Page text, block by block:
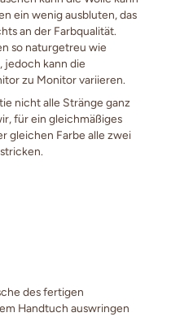
ein wenig ausbluten, das
an der Farbqualität.
so naturgetreu wie
jedoch kann die
zu Monitor variieren.
nicht alle Stränge ganz
für ein gleichmäßiges
gleichen Farbe alle zwei
des fertigen
Handtuch auswringen